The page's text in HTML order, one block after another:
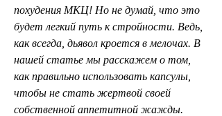
похудения МКЦ! Но не думай, что это
будет легкий путь к стройности. Ведь,
как всегда, дьявол кроется в мелочах. В
нашей статье мы расскажем о том,
как правильно использовать капсулы,
чтобы не стать жертвой своей
собственной аппетитной жажды.